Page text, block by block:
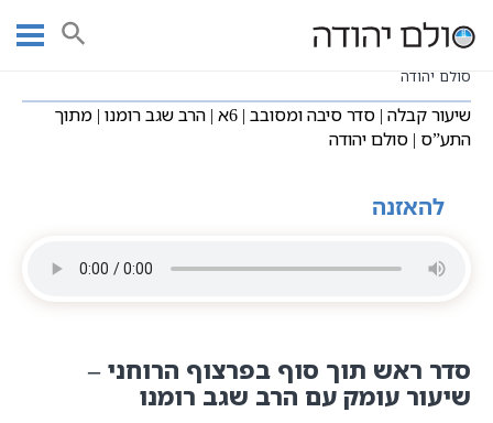
content
עמוד ראשי שיעורי וידאו
סולם יהודה
שיעור קבלה | סדר סיבה ומסובב | 6א | הרב שגב רומנו | מתוך
התע”ס | סולם יהודה
להאזנה
סדר ראש תוך סוף בפרצוף הרוחני –
שיעור עומק עם הרב שגב רומנו